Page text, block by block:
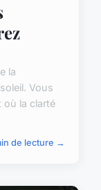
la
Vous
où la clarté
de lecture →